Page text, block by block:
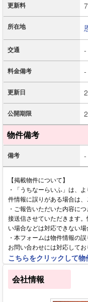
更新料
所在地
交通 -
料金備考 -
更新日
公開期限
物件備考
備考 -
【掲載物件について】
・「うちなーらいふ」は、
件情報に誤りがある場合は、
・ご報告いただいた内容に
接送信させていただきます
い場合などは対応できない場
・本フォームは物件情報の
お問い合わせには対応して
こちらをクリックして物
会社情報